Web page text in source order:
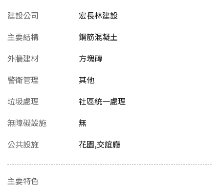
建設公司
宏長林建設
主要結構
鋼筋混凝土
外牆建材
方塊磚
警衛管理
其他
垃圾處理
社區統一處理
無障礙設施
無
公共設施
花園,交誼廳
主要特色